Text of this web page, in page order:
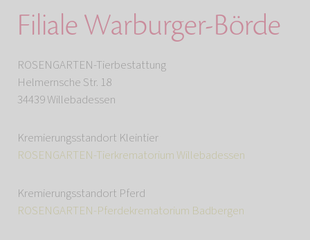
Filiale Warburger-Börde
ROSENGARTEN-Tierbestattung
Helmernsche Str. 18
34439 Willebadessen
Kremierungsstandort Kleintier
ROSENGARTEN-Tierkrematorium Willebadessen
Kremierungsstandort Pferd
ROSENGARTEN-Pferdekrematorium Badbergen